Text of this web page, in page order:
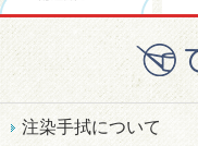
注染手拭について